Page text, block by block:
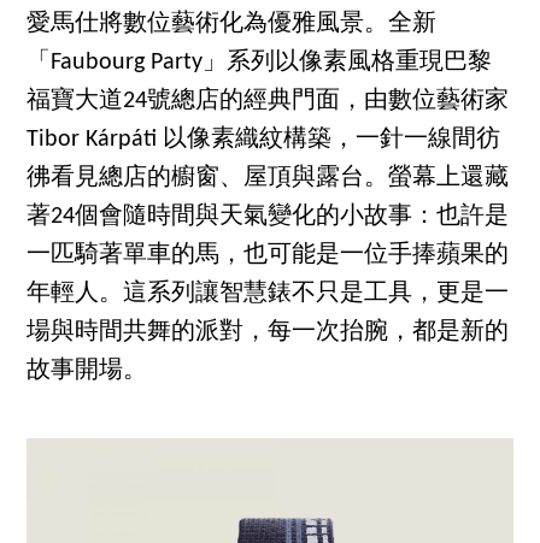
愛馬仕將數位藝術化為優雅風景。全新
「Faubourg Party」系列以像素風格重現巴黎
福寶大道24號總店的經典門面，由數位藝術家
Tibor Kárpáti 以像素織紋構築，一針一線間彷
彿看見總店的櫥窗、屋頂與露台。螢幕上還藏
著24個會隨時間與天氣變化的小故事：也許是
一匹騎著單車的馬，也可能是一位手捧蘋果的
年輕人。這系列讓智慧錶不只是工具，更是一
場與時間共舞的派對，每一次抬腕，都是新的
故事開場。